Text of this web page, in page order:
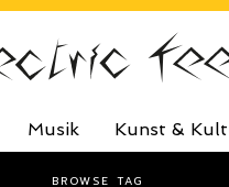
Musik Kunst &
BROWSE TAG